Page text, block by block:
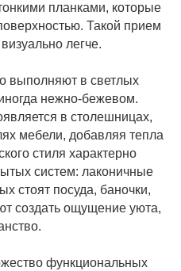
планками, которые
Такой прием
легче.
выполняют в светлых
нежно-бежевом.
в столешницах,
мебели, добавляя тепла
стиля характерно
систем: лаконичные
стоят посуда, баночки,
создать ощущение уюта,
функциональных